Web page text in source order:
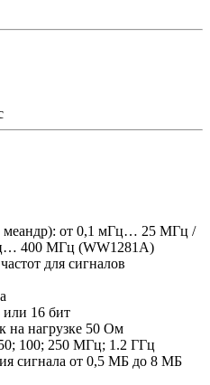
меандр): от 0,1 мГц… 25 МГц /
400 МГц (WW1281A)
для сигналов
16 бит
на нагрузке 50 Ом
100; 250 МГц; 1.2 ГГц
сигнала от 0,5 МБ до 8 МБ